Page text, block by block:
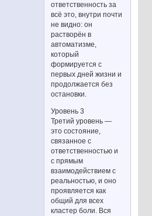
ответственность за
всё это, внутри почти
не видно: он
растворён в
автоматизме,
который
формируется с
первых дней жизни и
продолжается без
остановки.
Уровень 3
Третий уровень —
это состояние,
связанное с
ответственностью и
с прямым
взаимодействием с
реальностью, и оно
проявляется как
общий для всех
кластер боли. Вся